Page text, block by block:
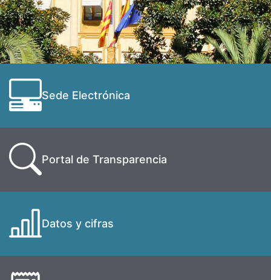
Sede Electrónica
Portal de Transparencia
Datos y cifras